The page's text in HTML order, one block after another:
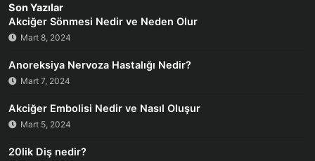
Son Yazılar
Akciğer Sönmesi Nedir ve Neden Olur
Mart 8, 2024
Anoreksiya Nervoza Hastalığı Nedir?
Mart 7, 2024
Akciğer Embolisi Nedir ve Nasıl Oluşur
Mart 5, 2024
20lik Diş nedir?